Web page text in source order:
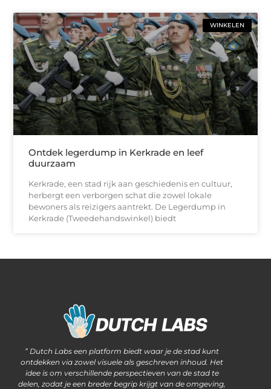
WINKELEN
Ontdek legerdump in Kerkrade en leef
duurzaam
Kerkrade, een stad rijk aan geschiedenis en cultuur,
herbergt een verborgen schat die zowel lokale
bewoners als reizigers aantrekt. De Legerdump in
Kerkrade (Tweedehandswinkel) biedt
” Dutch Labs een platform biedt waar je de stad kunt
ontdekken via zowel visuele als geschreven inhoud. Het
idee is om verschillende perspectieven van de stad te
delen, zodat je een breder begrip krijgt van de omgeving,